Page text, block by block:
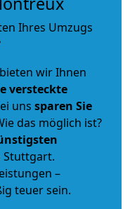
Ihres Umzugs
wir Ihnen
versteckte
uns sparen Sie
das möglich ist?
Stuttgart.
–
teuer sein.